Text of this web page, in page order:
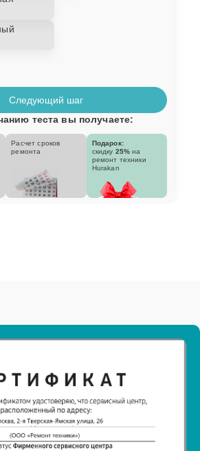
Следующий шаг
теста вы получаете:
Расчет сроков
ремонта
Подарок:
скидку 25% на
ремонт техники
Hurakan